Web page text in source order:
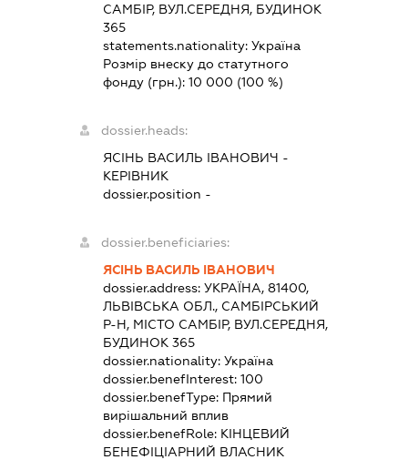
САМБІР, ВУЛ.СЕРЕДНЯ, БУДИНОК
365
statements.nationality: Україна
Розмір внеску до статутного
фонду (грн.): 10 000 (100 %)
dossier.heads:
ЯСІНЬ ВАСИЛЬ ІВАНОВИЧ -
КЕРІВНИК
dossier.position -
dossier.beneficiaries:
ЯСІНЬ ВАСИЛЬ ІВАНОВИЧ
dossier.address: УКРАЇНА, 81400,
ЛЬВІВСЬКА ОБЛ., САМБІРСЬКИЙ
Р-Н, МІСТО САМБІР, ВУЛ.СЕРЕДНЯ,
БУДИНОК 365
dossier.nationality: Україна
dossier.benefInterest: 100
dossier.benefType: Прямий
вирішальний вплив
dossier.benefRole: КІНЦЕВИЙ
БЕНЕФІЦІАРНИЙ ВЛАСНИК